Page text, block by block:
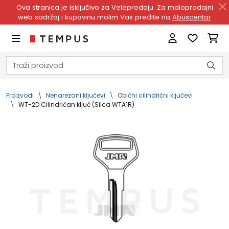
Ova stranica je isključivo za Veleprodaju. Za maloprodajni
web sadržaj i kupovinu molim Vas pređite na Abuscentar
Proizvodi Nenarezani ključevi
Obični cilindrični ključevi
WT-2D Cilindričan ključ (Silca WTA1R)